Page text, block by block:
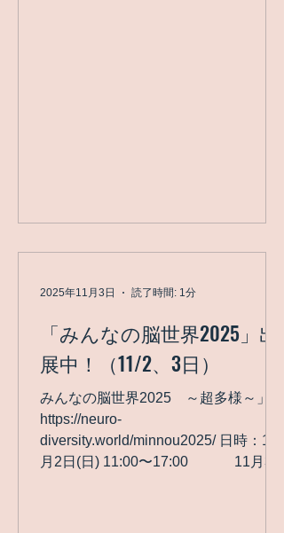
「みんなの脳世界2025」出
展中！（11/2、3日）
みんなの脳世界2025 ～超多様～」
https://neuro-
diversity.world/minnou2025/ 日時：11
月2日(日) 11:00〜17:00 11月3日
2025年11月3日 読了時間: 1分